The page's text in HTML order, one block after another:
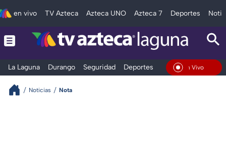
en vivo TV Azteca Azteca UNO Azteca 7 Deportes
La Laguna Durango Seguridad Deportes Entretenimiento
En Vivo
Noticias Nota